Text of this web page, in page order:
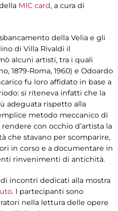
MIC card, a cura di
della Velia e gli
di Villa Rivaldi il
alcuni artisti, tra i quali
1879-Roma, 1960) e Odoardo
fu loro affidato in base a
si riteneva infatti che la
adeguata rispetto alla
metodo meccanico di
con occhio d’artista la
che stavano per scomparire,
in corso e a documentare in
rinvenimenti di antichità.
incontri dedicati alla mostra
. I partecipanti sono
nella lettura delle opere